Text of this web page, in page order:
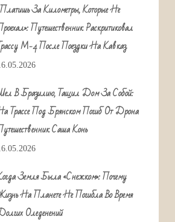
За Километры, Которые Не
Путешественник Раскритиковал
М-4 После Поездки На Кавказ
В Бразилию, Тащил Дом За Собой:
Трассе Под Брянском Погиб От Дрона
Саша Конь
Земля Была «снежком»: Почему
На Планете Не Погибла Во Время
Оледенений